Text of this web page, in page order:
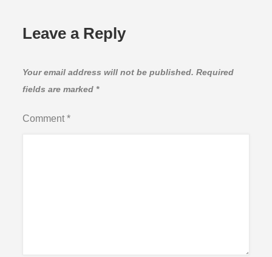
Leave a Reply
Your email address will not be published. Required
fields are marked *
Comment*